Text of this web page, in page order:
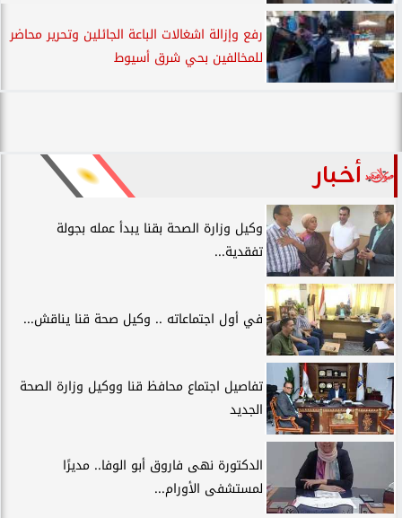
رفع وإزالة اشغالات الباعة الجائلين وتحرير محاضر
للمخالفين بحي شرق أسيوط
أخبار
وكيل وزارة الصحة بقنا يبدأ عمله بجولة
تفقدية...
في أول اجتماعاته .. وكيل صحة قنا يناقش...
تفاصيل اجتماع محافظ قنا ووكيل وزارة الصحة
الجديد
الدكتورة نهى فاروق أبو الوفا.. مديرًا
لمستشفى الأورام...